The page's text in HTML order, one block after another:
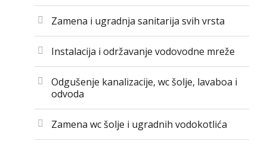
Zamena i ugradnja sanitarija svih vrsta
Instalacija i održavanje vodovodne mreže
Odgušenje kanalizacije, wc šolje, lavaboa i
odvoda
Zamena wc šolje i ugradnih vodokotlića